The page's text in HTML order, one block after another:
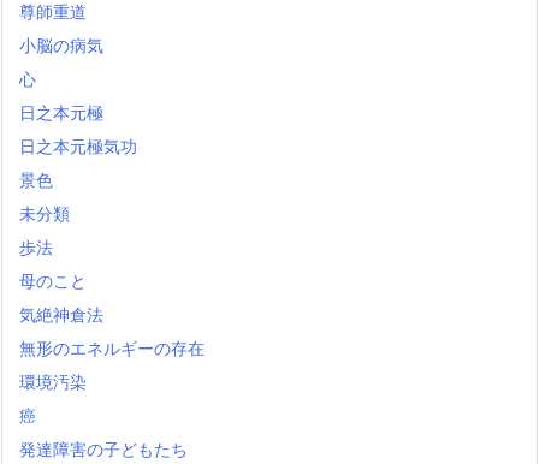
尊師重道
小脳の病気
心
日之本元極
日之本元極気功
景色
未分類
歩法
母のこと
気絶神倉法
無形のエネルギーの存在
環境汚染
癌
発達障害の子どもたち